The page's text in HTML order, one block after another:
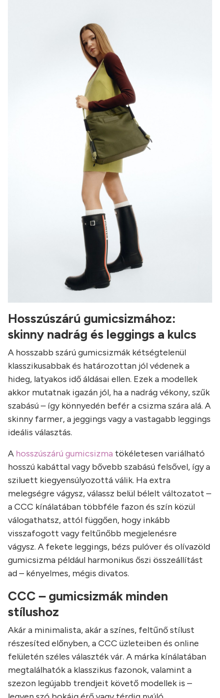
Hosszúszárú gumicsizmához:
skinny nadrág és leggings a kulcs
A hosszabb szárú gumicsizmák kétségtelenül
klasszikusabbak és határozottan jól védenek a
hideg, latyakos idő áldásai ellen. Ezek a modellek
akkor mutatnak igazán jól, ha a nadrág vékony, szűk
szabású – így könnyedén befér a csizma szára alá. A
skinny farmer, a jeggings vagy a vastagabb leggings
ideális választás.
A hosszúszárú gumicsizma tökéletesen variálható
hosszú kabáttal vagy bővebb szabású felsővel, így a
sziluett kiegyensúlyozottá válik. Ha extra
melegségre vágysz, válassz belül bélelt változatot –
a CCC kínálatában többféle fazon és szín közül
válogathatsz, attól függően, hogy inkább
visszafogott vagy feltűnőbb megjelenésre
vágysz. A fekete leggings, bézs pulóver és olívazöld
gumicsizma például harmonikus őszi összeállítást
ad – kényelmes, mégis divatos.
CCC – gumicsizmák minden
stílushoz
Akár a minimalista, akár a színes, feltűnő stílust
részesíted előnyben, a CCC üzleteiben és online
felületén széles választék vár. A márka kínálatában
megtalálhatók a klasszikus fazonok, valamint a
szezon legújabb trendjeit követő modellek is –